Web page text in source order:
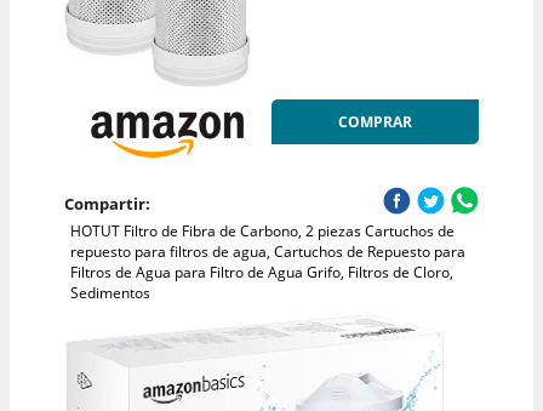
COMPRAR
Compartir:
HOTUT Filtro de Fibra de Carbono, 2 piezas Cartuchos de
repuesto para filtros de agua, Cartuchos de Repuesto para
Filtros de Agua para Filtro de Agua Grifo, Filtros de Cloro,
Sedimentos